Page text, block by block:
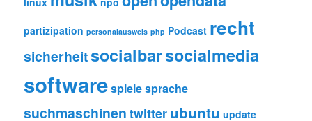
partizipation personalausweis php Podcast recht
sicherheitsocialbarsocialmedia
softwarespielesprache
suchmaschinentwitterubuntu update